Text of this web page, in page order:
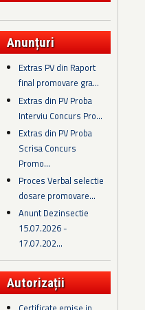
Anunțuri
Extras PV din Raport
final promovare gra...
Extras din PV Proba
Interviu Concurs Pro...
Extras din PV Proba
Scrisa Concurs
Promo...
Proces Verbal selectie
dosare promovare...
Anunt Dezinsectie
15.07.2026 -
17.07.202...
Autorizații